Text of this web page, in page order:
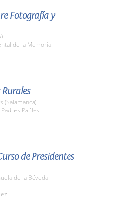
Fotografía y
de la Memoria.
(Salamanca)
Paúles
de Presidentes
de la Bóveda